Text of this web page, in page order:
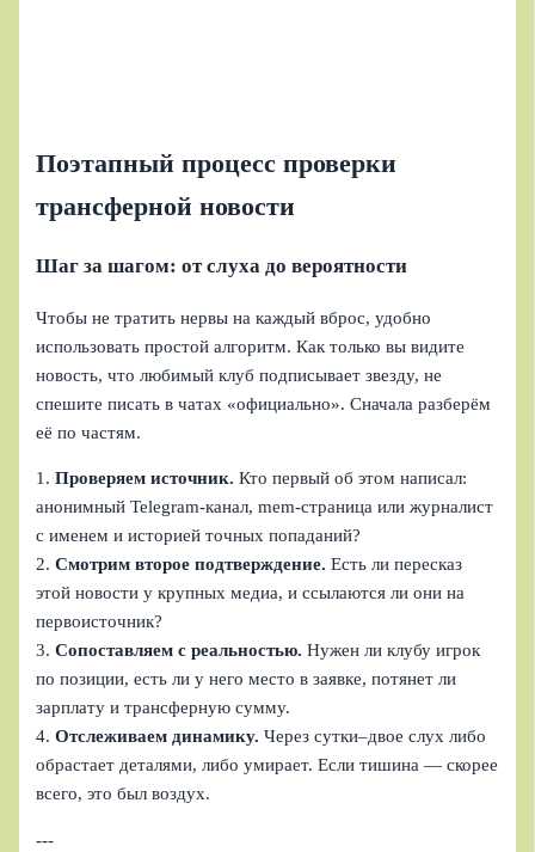
Поэтапный процесс проверки
трансферной новости
Шаг за шагом: от слуха до вероятности
Чтобы не тратить нервы на каждый вброс, удобно
использовать простой алгоритм. Как только вы видите
новость, что любимый клуб подписывает звезду, не
спешите писать в чатах «официально». Сначала разберём
её по частям.
1.Проверяем источник. Кто первый об этом написал:
анонимный Telegram‑канал, mem‑страница или журналист
с именем и историей точных попаданий?
2.Смотрим второе подтверждение. Есть ли пересказ
этой новости у крупных медиа, и ссылаются ли они на
первоисточник?
3.Сопоставляем с реальностью. Нужен ли клубу игрок
по позиции, есть ли у него место в заявке, потянет ли
зарплату и трансферную сумму.
4.Отслеживаем динамику. Через сутки–двое слух либо
обрастает деталями, либо умирает. Если тишина — скорее
всего, это был воздух.
---